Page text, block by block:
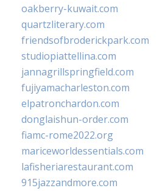
oakberry-kuwait.com
quartzliterary.com
friendsofbroderickpark.com
studiopiattellina.com
jannagrillspringfield.com
fujiyamacharleston.com
elpatronchardon.com
donglaishun-order.com
fiamc-rome2022.org
mariceworldessentials.com
lafisheriarestaurant.com
915jazzandmore.com